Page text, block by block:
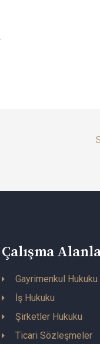
Çalışma
Gayrimenkul Hukuku
İş Hukuku
Şirketler Hukuku
Ticari Sözleşmeler